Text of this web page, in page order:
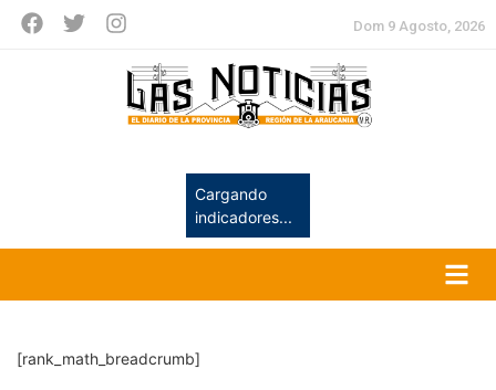
Dom 9 Agosto, 2026
Cargando
indicadores...
[rank_math_breadcrumb]